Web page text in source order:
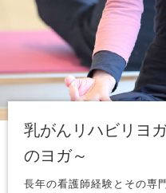
乳がんリハビリヨ
のヨガ～
長年の看護師経験とその専